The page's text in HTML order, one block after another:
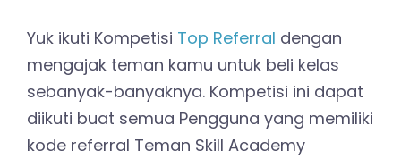
Yuk ikuti Kompetisi Top Referral dengan
mengajak teman kamu untuk beli kelas
sebanyak-banyaknya. Kompetisi ini dapat
diikuti buat semua Pengguna yang memiliki
kode referral Teman Skill Academy